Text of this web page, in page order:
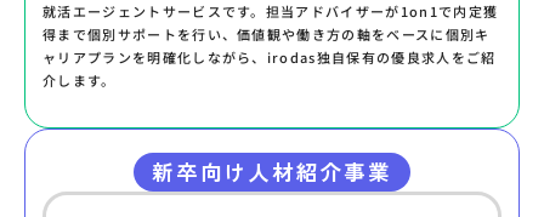
就活エージェントサービスです。担当アドバイザーが1on1で内定獲
得まで個別サポートを行い、価値観や働き方の軸をベースに個別キ
ャリアプランを明確化しながら、irodas独自保有の優良求人をご紹
介します。
新卒向け人材紹介事業